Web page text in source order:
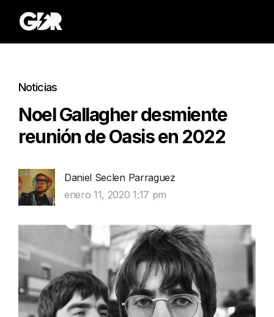
Noticias
Noel Gallagher desmiente
reunión de Oasis en 2022
Daniel Seclen Parraguez
enero 11, 2020 1:17 pm